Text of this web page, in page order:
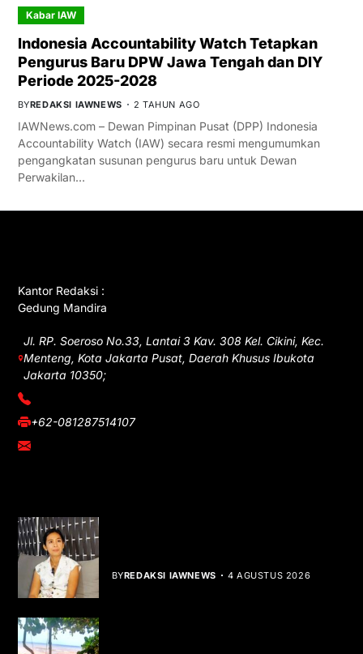
Kabar IAW
Indonesia Accountability Watch Tetapkan
Pengurus Baru DPW Jawa Tengah dan DIY
Periode 2025-2028
BYREDAKSI IAWNEWS 2 TAHUN AGO
IAWNews.com – Dewan Pimpinan Pusat (DPP) Indonesia
Accountability Watch (IAW) secara resmi mengumumkan
pengangkatan susunan pengurus baru untuk Dewan
Perwakilan…
Kantor Redaksi :
Gedung Mandira
Jl. RP. Soeroso No.33, Lantai 3 Kav. 308 Kel. Cikini, Kec.
Menteng, Kota Jakarta Pusat, Daerah Khusus Ibukota
Jakarta 10350;
(021) 3908026
+62-081287514107
adm@iawnews.com
BYREDAKSI IAWNEWS 4 AGUSTUS 2026